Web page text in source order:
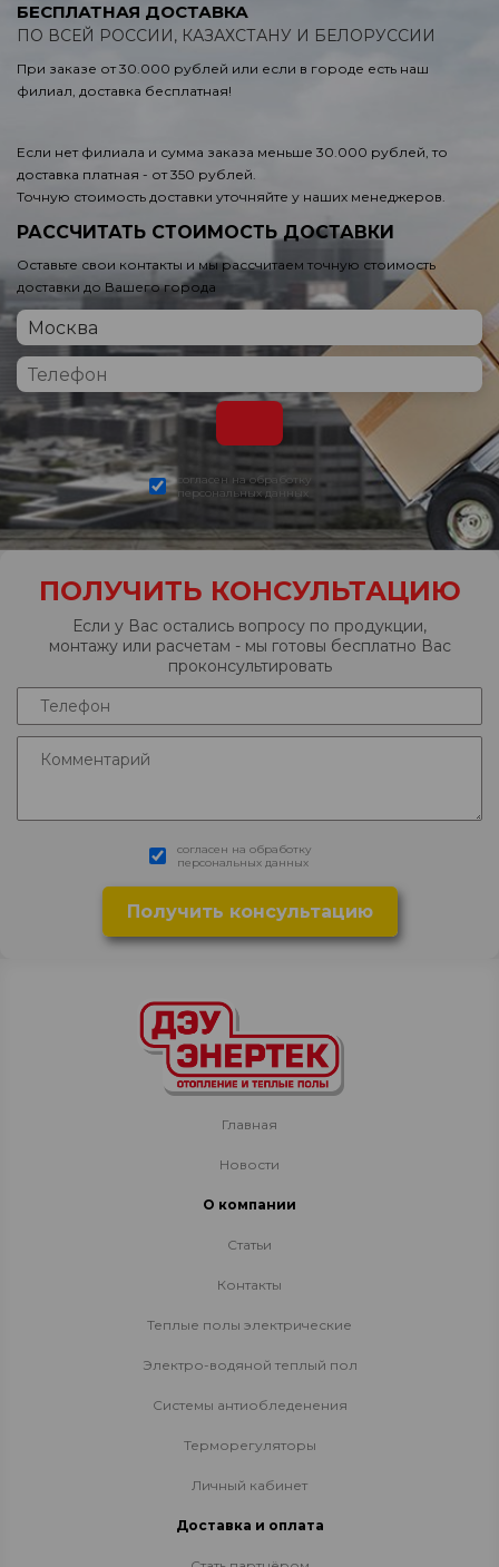
БЕСПЛАТНАЯ ДОСТАВКА
ПО ВСЕЙ РОССИИ, КАЗАХСТАНУ И БЕЛОРУССИИ
При заказе от 30.000 рублей или если в городе есть наш
филиал, доставка бесплатная!
Если нет филиала и сумма заказа меньше 30.000 рублей, то
доставка платная - от 350 рублей.
Точную стоимость доставки уточняйте у наших менеджеров.
РАССЧИТАТЬ СТОИМОСТЬ ДОСТАВКИ
Оставьте свои контакты и мы рассчитаем точную стоимость
доставки до Вашего города
согласен на обработку
персональных данных
ПОЛУЧИТЬ КОНСУЛЬТАЦИЮ
Если у Вас остались вопросу по продукции,
монтажу или расчетам - мы готовы бесплатно Вас
проконсультировать
согласен на обработку
персональных данных
Главная
Новости
О компании
Статьи
Контакты
Теплые полы электрические
Электро-водяной теплый пол
Системы антиобледенения
Терморегуляторы
Личный кабинет
Доставка и оплата